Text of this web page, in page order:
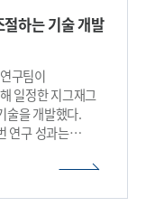
직으로 흐를 수 있게
임프린트
의 수축 문제를
구현하는 데
다중 규모의
으로 수직방향의
야에 쓰일
제작하는 데 크게
젠 물질이
하는 기술 개발
구팀이
일정한 지그재그
술을 개발했다.
연구 성과는
고 액정(liquid